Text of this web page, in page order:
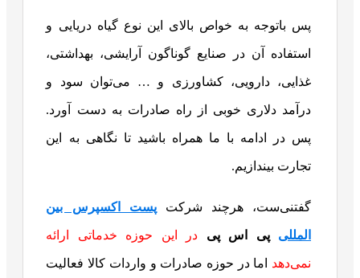
پس باتوجه به خواص بالای این نوع گیاه دریایی و
استفاده آن در صنایع گوناگون آرایشی، بهداشتی،
غذایی، دارویی، کشاورزی و … می‌توان سود و
درآمد دلاری خوبی از راه صادرات به دست آورد.
پس در ادامه با ما همراه باشید تا نگاهی به این
تجارت بیندازیم.
گفتنی‌ست، هرچند شرکتپست اکسپرس بین
المللی پی اس پی در این حوزه خدماتی ارائه
نمی‌دهد اما در حوزه صادرات و واردات کالا فعالیت